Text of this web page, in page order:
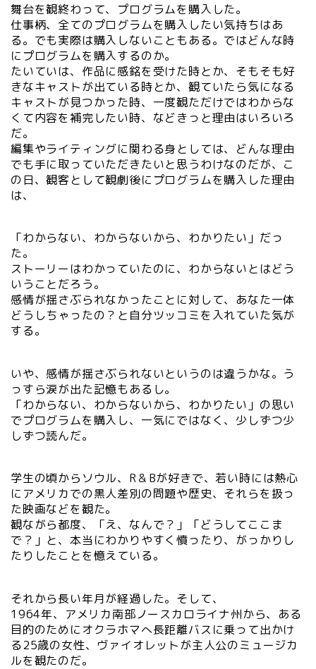
舞台を観終わって、プログラムを購入した。
仕事柄、全てのプログラムを購入したい気持ちはあ
る。でも実際は購入しないこともある。ではどんな時
にプログラムを購入するのか。
たいていは、作品に感銘を受けた時とか、そもそも好
きなキャストが出ている時とか、観ていたら気になる
キャストが見つかった時、一度観ただけではわからな
くて内容を補完したい時、などきっと理由はいろいろ
だ。
編集やライティングに関わる身としては、どんな理由
でも手に取っていただきたいと思うわけなのだが、こ
の日、観客として観劇後にプログラムを購入した理由
は、
「わからない、わからないから、わかりたい」だっ
た。
ストーリーはわかっていたのに、わからないとはどう
いうことだろう。
感情が揺さぶられなかったことに対して、あなた一体
どうしちゃったの？と自分ツッコミを入れていた気が
する。
いや、感情が揺さぶられないというのは違うかな。う
っすら涙が出た記憶もあるし。
「わからない、わからないから、わかりたい」の思い
でプログラムを購入し、一気にではなく、少しずつ少
しずつ読んだ。
学生の頃からソウル、R＆Bが好きで、若い時には熱心
にアメリカでの黒人差別の問題や歴史、それらを扱っ
た映画などを観た。
観ながら都度、「え、なんで？」「どうしてここま
で？」と、本当にわかりやすく憤ったり、がっかりし
たりしたことを憶えている。
それから長い年月が経過した。そして、
1964年、アメリカ南部ノースカロライナ州から、ある
目的のためにオクラホマへ長距離バスに乗って出かけ
る25歳の女性、ヴァイオレットが主人公のミュージカ
ルを観たのだ。